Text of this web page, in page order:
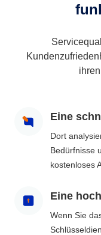
Eine
Dort
Bedürfnisse
kostenloses
Eine
Wenn Sie